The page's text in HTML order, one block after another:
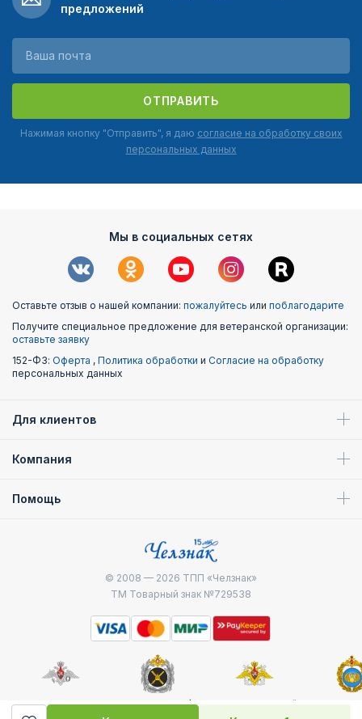
предложений
ОТПРАВИТЬ
Нажимая кнопку "Отправить", я даю согласие на обработку своих
персональных данных
Мы в социальных сетях
Оставьте отзыв о нашей компании: пожалуйтесь или поблагодарите
Получите специальное предложение для ветеранской организации:
оставьте заявку
152-ФЗ: Оферта , Политика обработки и Согласие на обработку
персональных данных
Для клиентов
Компания
Помощь
© 2008 — 2026 ТПП «Челзнак»
ТМ Товарный знак №729538
Министерство
Генштаб ВС РФ
Военно-морской